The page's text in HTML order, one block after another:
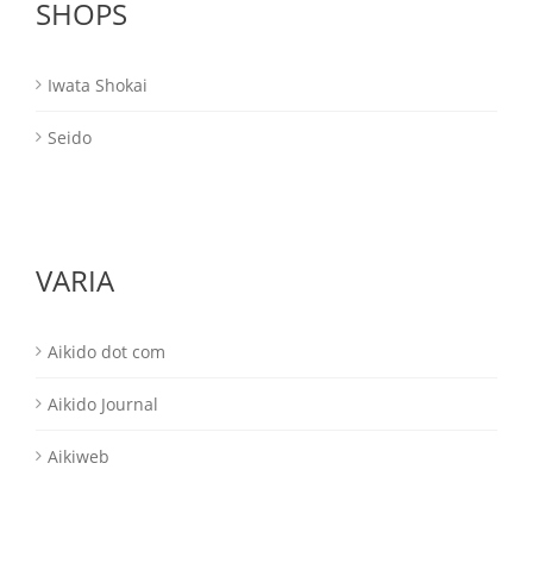
SHOPS
Iwata Shokai
Seido
VARIA
Aikido dot com
Aikido Journal
Aikiweb